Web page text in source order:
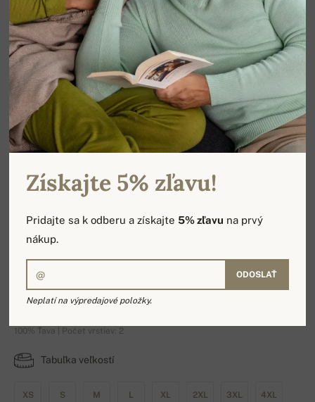
Piotr
100% Ťava | Počet vrstiev: 2
Tabuľka veľkostí
XS S M L XL 2XL 3XL 4XL
Získajte 5% zľavu!
Pridajte sa k odberu a získajte5% zľavu na prvý
nákup.
ODOSLAŤ
Neplatí na výpredajové položky.